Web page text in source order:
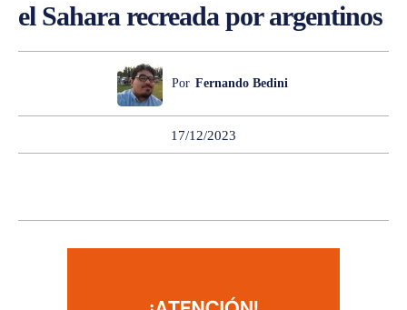
el Sahara recreada por argentinos
Por Fernando Bedini
17/12/2023